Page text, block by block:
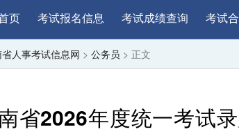
页 考试报名信息 考试成绩查询 考试
人事考试信息网 > 公务员 > 正文
省2026年度统一考试